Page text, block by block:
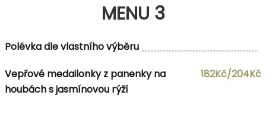
MENU 3
Polévka dle vlastního výběru
Vepřové medailonky z panenky na
houbách s jasmínovou rýží
182Kč/204Kč